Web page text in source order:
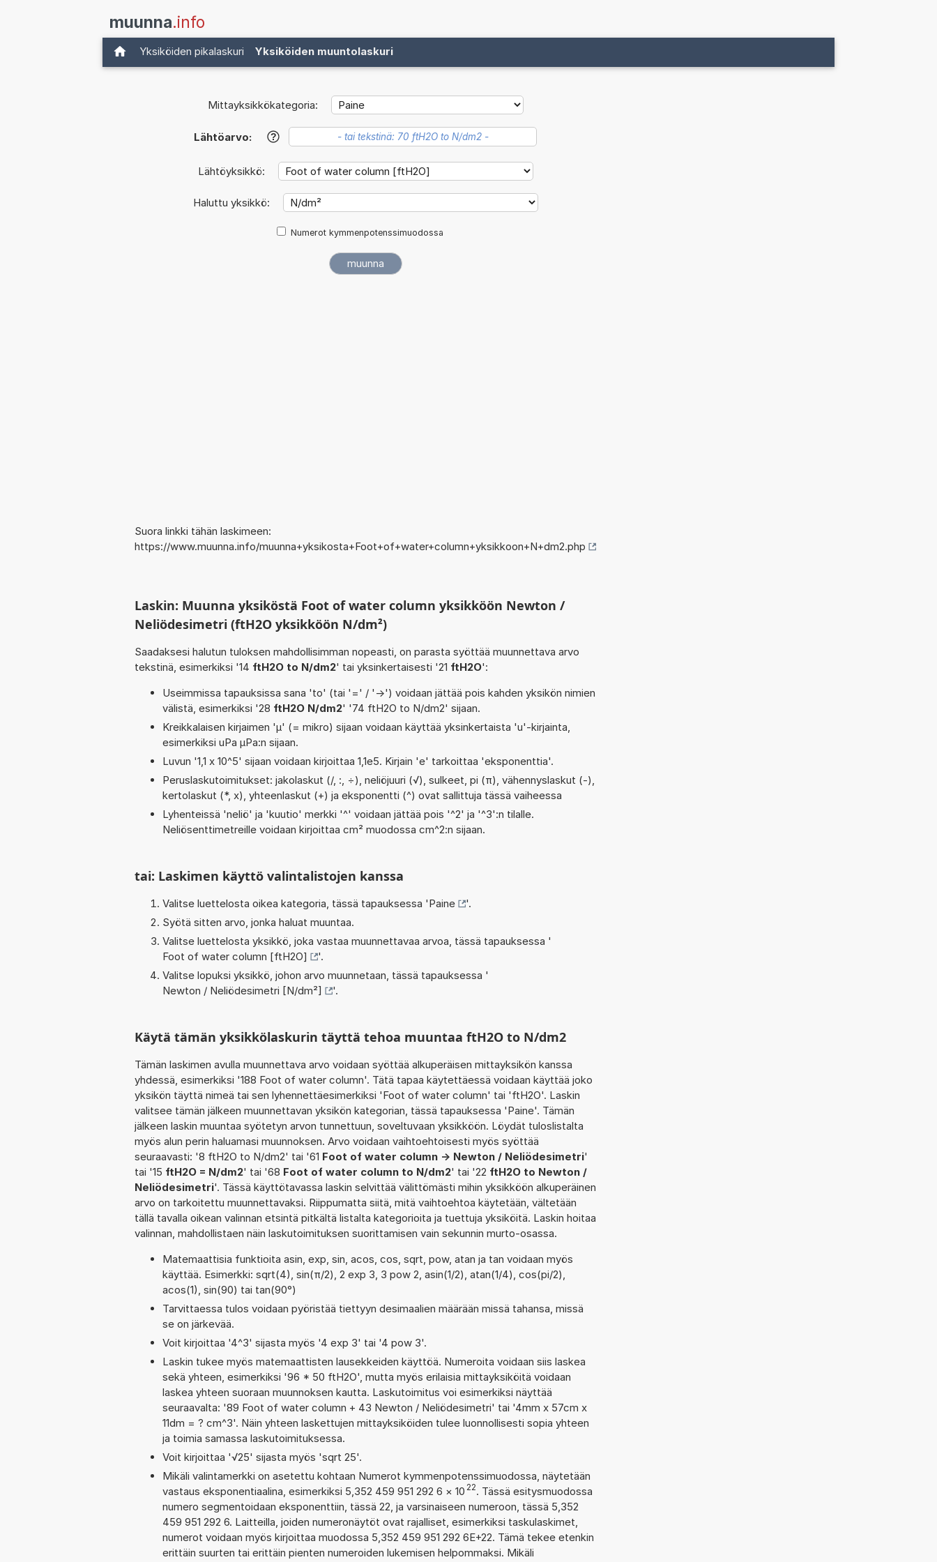
muunna.info
Yksiköiden pikalaskuri Yksiköiden muuntolaskuri
Mittayksikkökategoria:
Lähtöarvo: ?
Lähtöyksikkö:
Haluttu yksikkö:
Numerot kymmenpotenssimuodossa
Suora linkki tähän laskimeen:
https://www.muunna.info/muunna+yksikosta+Foot+of+water+column+yksikkoon+N+dm2.php
Laskin: Muunna yksiköstä Foot of water column yksikköön Newton /
Neliödesimetri (ftH2O yksikköön N/dm²)
Saadaksesi halutun tuloksen mahdollisimman nopeasti, on parasta syöttää muunnettava arvo
tekstinä, esimerkiksi '14 ftH2O to N/dm2' tai yksinkertaisesti '21 ftH2O':
Useimmissa tapauksissa sana 'to' (tai '=' / '->') voidaan jättää pois kahden yksikön nimien
välistä, esimerkiksi '28 ftH2O N/dm2' '74 ftH2O to N/dm2' sijaan.
Kreikkalaisen kirjaimen 'µ' (= mikro) sijaan voidaan käyttää yksinkertaista 'u'-kirjainta,
esimerkiksi uPa µPa:n sijaan.
Luvun '1,1 x 10^5' sijaan voidaan kirjoittaa 1,1e5. Kirjain 'e' tarkoittaa 'eksponenttia'.
Peruslaskutoimitukset: jakolaskut (/, :, ÷), neliöjuuri (√), sulkeet, pi (π), vähennyslaskut (-),
kertolaskut (*, x), yhteenlaskut (+) ja eksponentti (^) ovat sallittuja tässä vaiheessa
Lyhenteissä 'neliö' ja 'kuutio' merkki '^' voidaan jättää pois '^2' ja '^3':n tilalle.
Neliösenttimetreille voidaan kirjoittaa cm² muodossa cm^2:n sijaan.
tai: Laskimen käyttö valintalistojen kanssa
Valitse luettelosta oikea kategoria, tässä tapauksessa 'Paine
'.
Syötä sitten arvo, jonka haluat muuntaa.
Valitse luettelosta yksikkö, joka vastaa muunnettavaa arvoa, tässä tapauksessa '
Foot of water column [ftH2O]
'.
Valitse lopuksi yksikkö, johon arvo muunnetaan, tässä tapauksessa '
Newton / Neliödesimetri [N/dm²]
'.
Käytä tämän yksikkölaskurin täyttä tehoa muuntaa ftH2O to N/dm2
Tämän laskimen avulla muunnettava arvo voidaan syöttää alkuperäisen mittayksikön kanssa
yhdessä, esimerkiksi '188 Foot of water column'. Tätä tapaa käytettäessä voidaan käyttää joko
yksikön täyttä nimeä tai sen lyhennettäesimerkiksi 'Foot of water column' tai 'ftH2O'. Laskin
valitsee tämän jälkeen muunnettavan yksikön kategorian, tässä tapauksessa 'Paine'. Tämän
jälkeen laskin muuntaa syötetyn arvon tunnettuun, soveltuvaan yksikköön. Löydät tuloslistalta
myös alun perin haluamasi muunnoksen. Arvo voidaan vaihtoehtoisesti myös syöttää
seuraavasti: '8 ftH2O to N/dm2' tai '61 Foot of water column -> Newton / Neliödesimetri'
tai '15 ftH2O = N/dm2' tai '68 Foot of water column to N/dm2' tai '22 ftH2O to Newton /
Neliödesimetri'. Tässä käyttötavassa laskin selvittää välittömästi mihin yksikköön alkuperäinen
arvo on tarkoitettu muunnettavaksi. Riippumatta siitä, mitä vaihtoehtoa käytetään, vältetään
tällä tavalla oikean valinnan etsintä pitkältä listalta kategorioita ja tuettuja yksiköitä. Laskin hoitaa
valinnan, mahdollistaen näin laskutoimituksen suorittamisen vain sekunnin murto-osassa.
Matemaattisia funktioita asin, exp, sin, acos, cos, sqrt, pow, atan ja tan voidaan myös
käyttää. Esimerkki: sqrt(4), sin(π/2), 2 exp 3, 3 pow 2, asin(1/2), atan(1/4), cos(pi/2),
acos(1), sin(90) tai tan(90°)
Tarvittaessa tulos voidaan pyöristää tiettyyn desimaalien määrään missä tahansa, missä
se on järkevää.
Voit kirjoittaa '4^3' sijasta myös '4 exp 3' tai '4 pow 3'.
Laskin tukee myös matemaattisten lausekkeiden käyttöä. Numeroita voidaan siis laskea
sekä yhteen, esimerkiksi '96 * 50 ftH2O', mutta myös erilaisia mittayksiköitä voidaan
laskea yhteen suoraan muunnoksen kautta. Laskutoimitus voi esimerkiksi näyttää
seuraavalta: '89 Foot of water column + 43 Newton / Neliödesimetri' tai '4mm x 57cm x
11dm = ? cm^3'. Näin yhteen laskettujen mittayksiköiden tulee luonnollisesti sopia yhteen
ja toimia samassa laskutoimituksessa.
Voit kirjoittaa '√25' sijasta myös 'sqrt 25'.
Mikäli valintamerkki on asetettu kohtaan Numerot kymmenpotenssimuodossa, näytetään
vastaus eksponentiaalina, esimerkiksi 5,352 459 951 292 6 × 10 22. Tässä esitysmuodossa
numero segmentoidaan eksponenttiin, tässä 22, ja varsinaiseen numeroon, tässä 5,352
459 951 292 6. Laitteilla, joiden numeronäytöt ovat rajalliset, esimerkiksi taskulaskimet,
numerot voidaan myös kirjoittaa muodossa 5,352 459 951 292 6E+22. Tämä tekee etenkin
erittäin suurten tai erittäin pienten numeroiden lukemisen helpommaksi. Mikäli